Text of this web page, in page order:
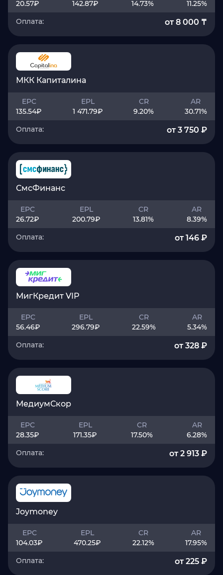
20.57₽ 142.87₽ 14.73% 11.25%
Оплата:
от 8 000 ₸
МКК Капиталина
EPC
135.54₽
EPL
1 471.79₽
CR
9.20%
AR
30.71%
Оплата:
от 3 750 ₽
СмсФинанс
EPC
26.72₽
EPL
200.79₽
CR
13.81%
AR
8.39%
Оплата:
от 146 ₽
МигКредит VIP
EPC
56.46₽
EPL
296.79₽
CR
22.59%
AR
5.34%
Оплата:
от 328 ₽
МедиумСкор
EPC
28.35₽
EPL
171.35₽
CR
17.50%
AR
6.28%
Оплата:
от 2 913 ₽
Joymoney
EPC
104.03₽
EPL
470.25₽
CR
22.12%
AR
17.95%
Оплата:
от 225 ₽